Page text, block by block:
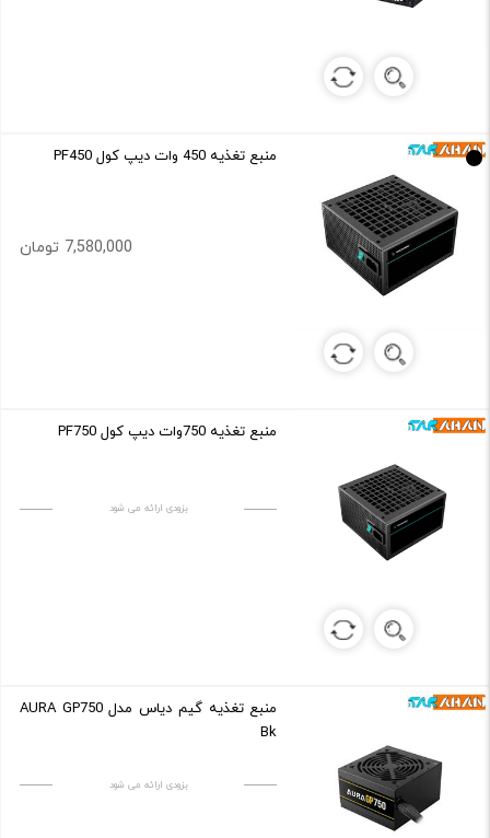
منبع تغذیه 450 وات دیپ کول PF450
7,580,000 تومان
منبع تغذیه 750وات دیپ کول PF750
بزودی ارائه می شود
منبع تغذیه گیم دیاس مدل AURA GP750
Bk
بزودی ارائه می شود